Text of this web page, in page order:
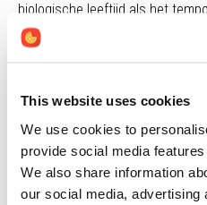
This website uses cookies
We use cookies to
provide social media
We also share information
our social media, advertising
biologische leeftijd als het
sterk samen met het risico op
significante vertraging van
specifiek gemeten met klokken
komt neer op een vertraging
jaar, wat overeenkomt met
veroudering over twee jaar.